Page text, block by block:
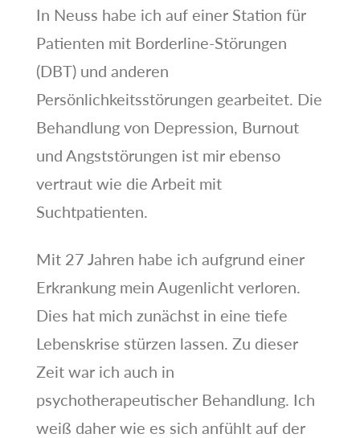
In Neuss habe ich auf einer Station für
Patienten mit Borderline-Störungen
(DBT) und anderen
Persönlichkeitsstörungen gearbeitet. Die
Behandlung von Depression, Burnout
und Angststörungen ist mir ebenso
vertraut wie die Arbeit mit
Suchtpatienten.
Mit 27 Jahren habe ich aufgrund einer
Erkrankung mein Augenlicht verloren.
Dies hat mich zunächst in eine tiefe
Lebenskrise stürzen lassen. Zu dieser
Zeit war ich auch in
psychotherapeutischer Behandlung. Ich
weiß daher wie es sich anfühlt auf der